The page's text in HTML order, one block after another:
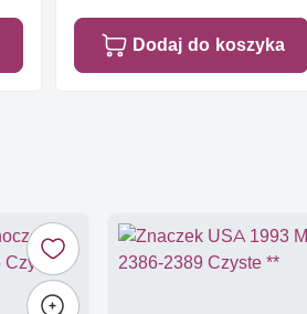
Dodaj do koszyka